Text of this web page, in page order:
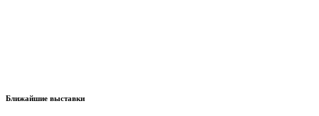
Ближайшие выставки